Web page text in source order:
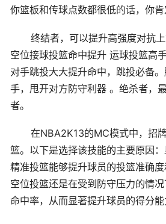
你篮板和传球点数都很低的话，你肯
终结者，可以提升高强度对抗上
空位接球投篮命中提升 运球投篮高
对手跳投大大提升命中，跳投必备
手，甩开对方防守利器 。绝杀者，
者。
在NBA2K13的MC模式中，招
篮。以下是选择该技能的主要原因：
精准投篮能够提升球员的投篮准确
空位投篮还是在受到防守压力的情
命中率，从而显著提升球员的得分能